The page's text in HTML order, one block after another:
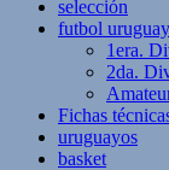
selección
futbol
1era.
2da.
Fichas
uruguayos
basket